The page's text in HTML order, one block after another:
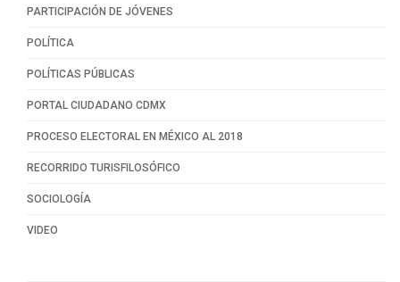
PARTICIPACIÓN DE JÓVENES
POLÍTICA
POLÍTICAS PÚBLICAS
PORTAL CIUDADANO CDMX
PROCESO ELECTORAL EN MÉXICO AL 2018
RECORRIDO TURISFILOSÓFICO
SOCIOLOGÍA
VIDEO